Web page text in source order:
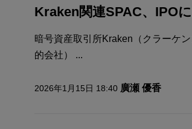
Kraken関連SPAC、IPO
暗号資産取引所Kraken（クラーケ
的会社） ...
2026年1月15日 18:40 廣瀬 優香